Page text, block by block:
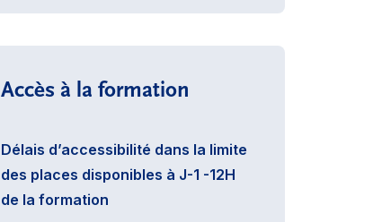
Accès à la formation
Délais d’accessibilité dans la limite
des places disponibles à J-1 -12H
de la formation